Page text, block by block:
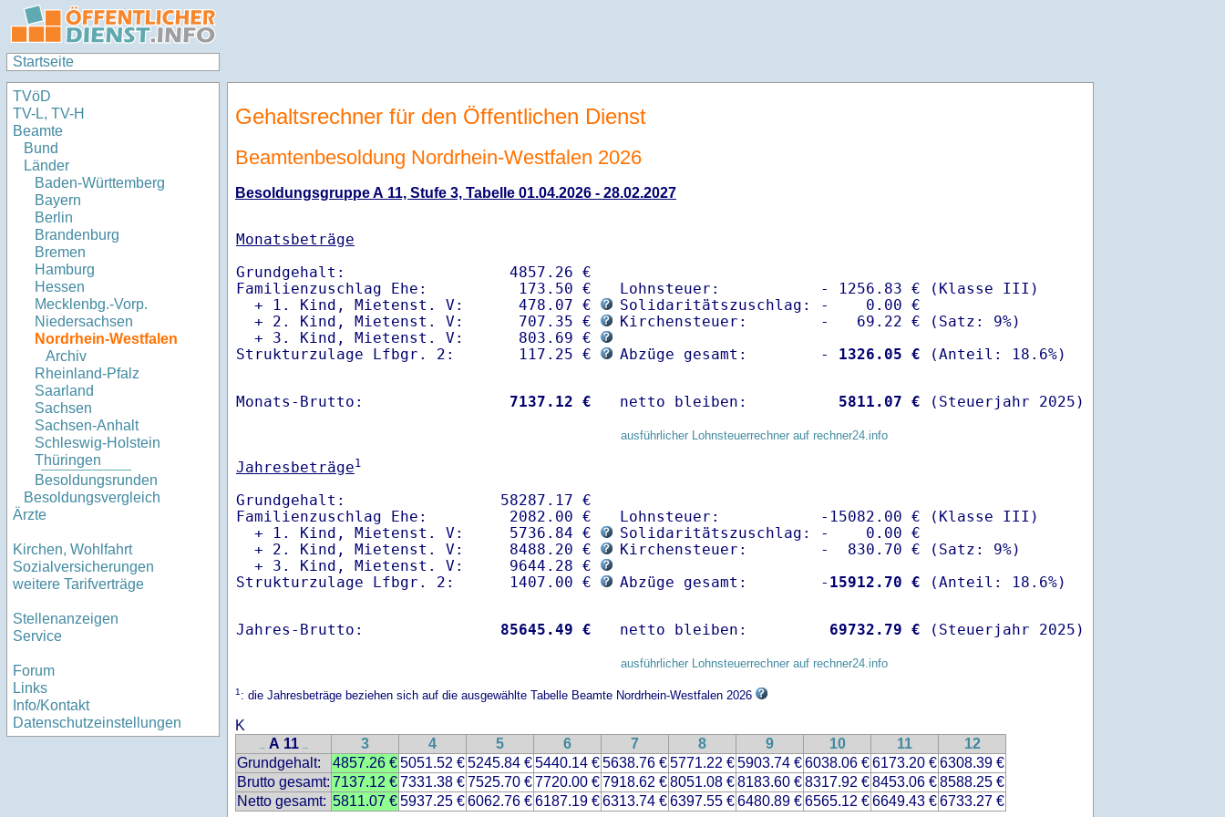
Startseite
TVöD
TV-L, TV-H
Beamte
Bund
Länder
Baden-Württemberg
Bayern
Berlin
Brandenburg
Bremen
Hamburg
Hessen
Mecklenbg.-Vorp.
Niedersachsen
Nordrhein-Westfalen
Archiv
Rheinland-Pfalz
Saarland
Sachsen
Sachsen-Anhalt
Schleswig-Holstein
Thüringen
Besoldungsrunden
Besoldungsvergleich
Ärzte
Kirchen, Wohlfahrt
Sozialversicherungen
weitere Tarifverträge
Stellenanzeigen
Service
Forum
Links
Info/Kontakt
Datenschutzeinstellungen
Gehaltsrechner für den Öffentlichen Dienst
Beamtenbesoldung Nordrhein-Westfalen 2026
Besoldungsgruppe A 11, Stufe 3, Tabelle 01.04.2026 - 28.02.2027
Monatsbeträge
Grundgehalt:                  4857.26 €
Familienzuschlag Ehe:          173.50 €
  + 1. Kind, Mietenst. V:      478.07 €
  + 2. Kind, Mietenst. V:      707.35 €
  + 3. Kind, Mietenst. V:      803.69 €
Strukturzulage Lfbgr. 2:       117.25 €
Lohnsteuer:           - 1256.83 € (Klasse III)
Solidaritätszuschlag: -    0.00 €
Kirchensteuer:        -   69.22 € (Satz: 9%)
Abzüge gesamt:        -
1326.05 €
Monats-Brutto: 7137.12 € netto bleiben: 5811.07 € (Steuerjahr 2025)
ausführlicher Lohnsteuerrechner auf rechner24.info
Jahresbeträge1
Grundgehalt:                 58287.17 €
Familienzuschlag Ehe:         2082.00 €
  + 1. Kind, Mietenst. V:     5736.84 €
  + 2. Kind, Mietenst. V:     8488.20 €
  + 3. Kind, Mietenst. V:     9644.28 €
Strukturzulage Lfbgr. 2:      1407.00 €
Lohnsteuer:           -15082.00 € (Klasse III)
Solidaritätszuschlag: -    0.00 €
Kirchensteuer:        -  830.70 € (Satz: 9%)
Abzüge gesamt:        - 15912.70 €
Jahres-Brutto: 85645.49 € netto bleiben: 69732.79 € (Steuerjahr 2025)
ausführlicher Lohnsteuerrechner auf rechner24.info
1: die Jahresbeträge beziehen sich auf die ausgewählte Tabelle Beamte Nordrhein-Westfalen 2026
K
.. A 11 .. 3 4 5 6 7 8 9 10 11
12
Grundgehalt:
4857.26 €5051.52 €5245.84 €5440.14 €5638.76 €5771.22 €5903.74 €6038.06 €6173.20 €6308.39 €
Brutto gesamt: 7137.12 €7331.38 €7525.70 €7720.00 €7918.62 €8051.08 €8183.60 €8317.92 €8453.06 €8588.25 €
Netto gesamt: 5811.07 €5937.25 €6062.76 €6187.19 €6313.74 €6397.55 €6480.89 €6565.12 €6649.43 €6733.27 €